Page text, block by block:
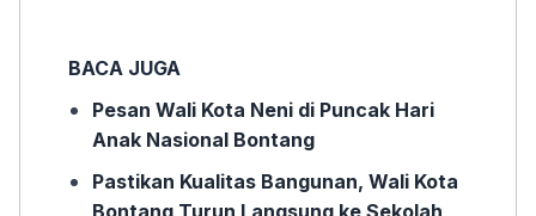
BACA JUGA
Pesan Wali Kota Neni di Puncak Hari
Anak Nasional Bontang
Pastikan Kualitas Bangunan, Wali Kota
Bontang Turun Langsung ke Sekolah